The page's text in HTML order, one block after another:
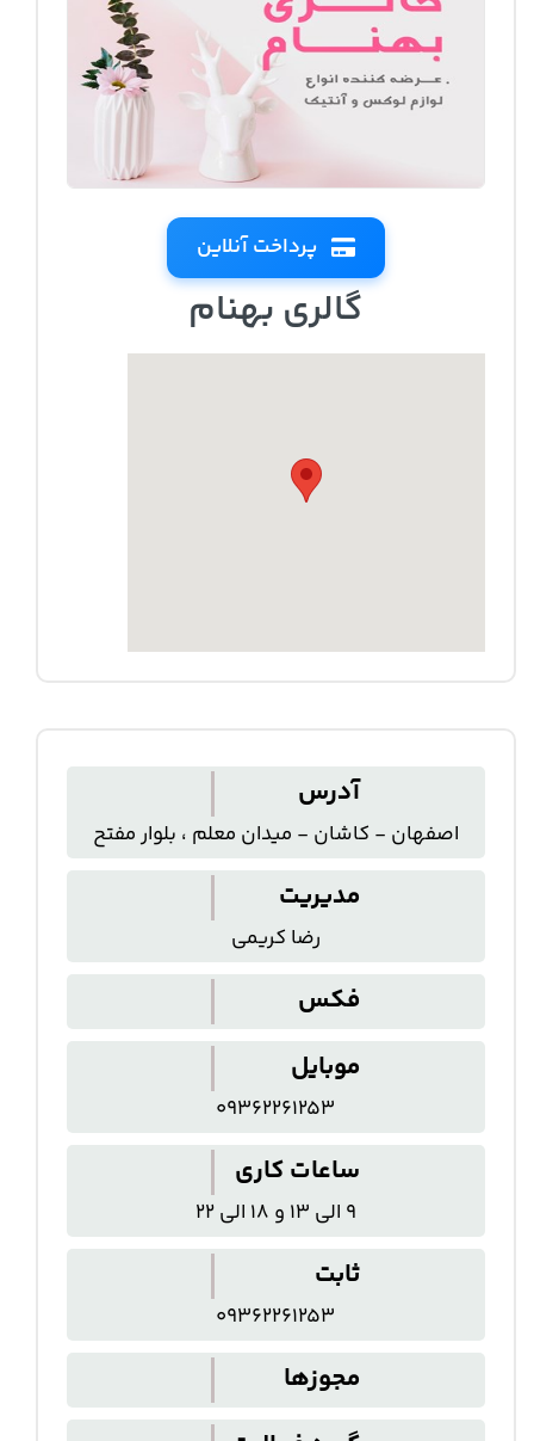
پرداخت آنلاین
گالری بهنام
آدرس
اصفهان - کاشان - میدان معلم ، بلوار مفتح
مدیریت
رضا کریمی
فکس
موبایل
09362261253
ساعات کاری
9 الی 13 و 18 الی 22
ثابت
09362261253
مجوزها